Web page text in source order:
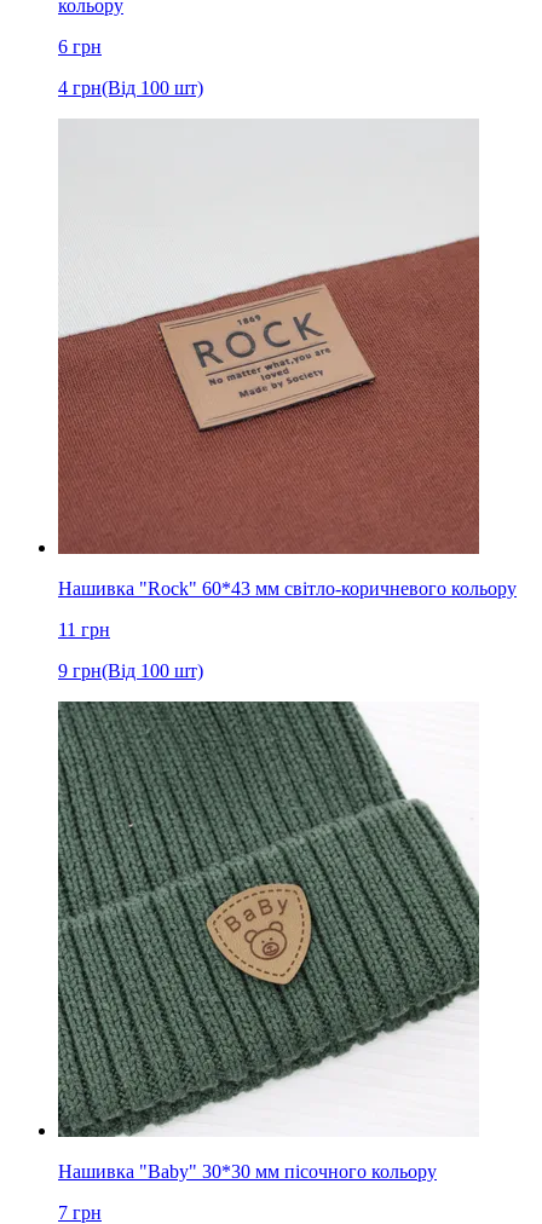
кольору
6 грн
4 грн(Від 100 шт)
Нашивка "Rock" 60*43 мм світло-коричневого кольору
11 грн
9 грн(Від 100 шт)
Нашивка "Baby" 30*30 мм пісочного кольору
7 грн